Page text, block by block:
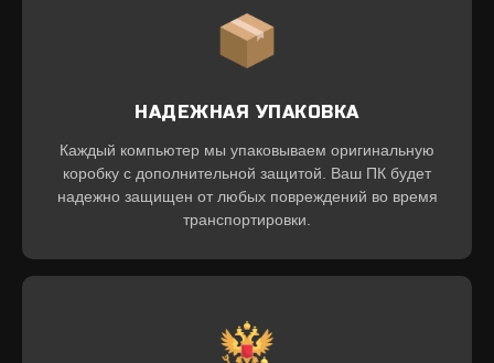
НАДЕЖНАЯ УПАКОВКА
Каждый компьютер мы упаковываем оригинальную
коробку с дополнительной защитой. Ваш ПК будет
надежно защищен от любых повреждений во время
транспортировки.